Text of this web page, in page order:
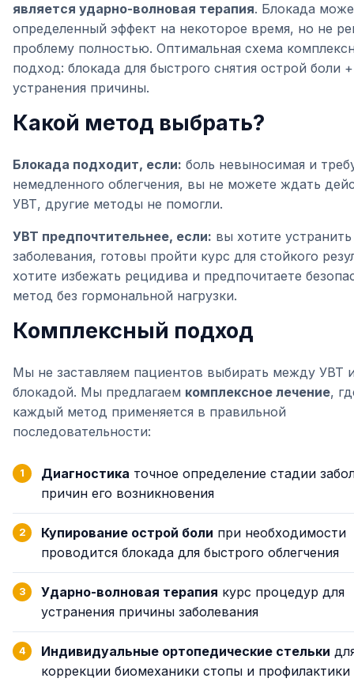
является ударно-волновая терапия. Блокада
определенный эффект на некоторое время, но не
проблему полностью. Оптимальная схема
подход: блокада для быстрого снятия острой боли
устранения причины.
Какой метод выбрать?
Блокада подходит, если: боль невыносимая и
немедленного облегчения, вы не можете ждать
УВТ, другие методы не помогли.
УВТ предпочтительнее, если: вы хотите
заболевания, готовы пройти курс для стойкого
хотите избежать рецидива и предпочитаете
метод без гормональной нагрузки.
Комплексный подход
Мы не заставляем пациентов выбирать между УВТ
блокадой. Мы предлагаем комплексное лечение,
каждый метод применяется в правильной
последовательности:
Диагностика точное определение стадии
причин его возникновения
Купирование острой боли при необходимости
проводится блокада для быстрого облегчения
Ударно-волновая терапия курс процедур для
устранения причины заболевания
Индивидуальные ортопедические стельки
коррекции биомеханики стопы и профилактики